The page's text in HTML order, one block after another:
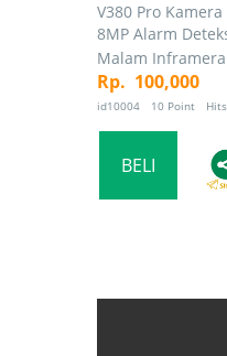
V380 Pro
8MP Alarm
Malam
Rp. 100,000
id10004 10 Point